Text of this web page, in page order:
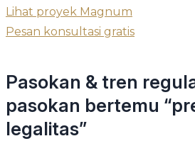
Lihat proyek Magnum
Pesan konsultasi gratis
Pasokan & tren
pasokan bertemu
legalitas”